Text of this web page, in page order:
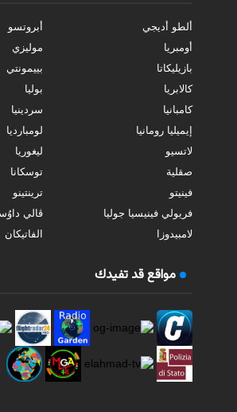
ألطو أديجي
أبروتسو
أومبريا
موليزي
بازيليكاتا
بييمونتي
كالابريا
بوليا
كامبانيا
سردينيا
إيميليا رومانيا
لومبارديا
لاتسيو
ليغوريا
صقلية
توسكانا
فينيتو
ترينتينو
فريولي فينيسيا جوليا
ڤالي
لامبيدوزا
الفاتيكان
مواقع قد تفيدك